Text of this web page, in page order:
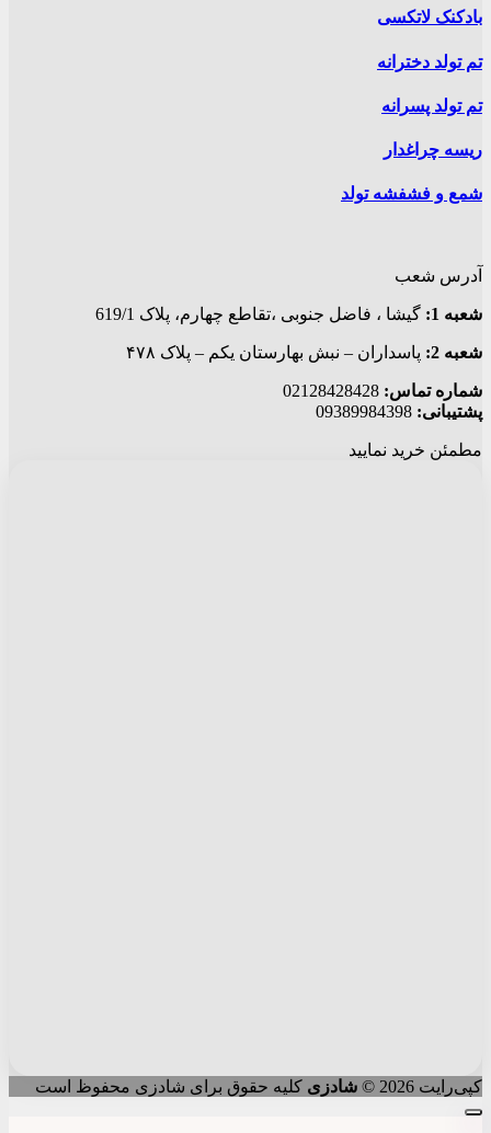
بادکنک لاتکسی
تم تولد دخترانه
تم تولد پسرانه
ریسه چراغدار
شمع و فشفشه تولد
آدرس شعب
شعبه 1: گيشا ، فاضل جنوبی ،تقاطع چهارم، پلاک 619/1
شعبه 2: پاسداران – نبش بهارستان یکم – پلاک ۴۷۸
شماره تماس:
پشتیبانی:
مطمئن خرید نمایید
کپی‌رایت 2026 © شادزی کلیه حقوق برای شادزی محفوظ است